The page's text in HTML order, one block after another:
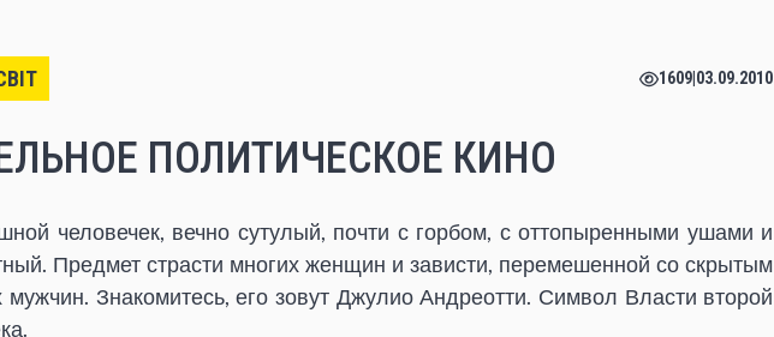
1609 03.09.2010
ПОЛИТИЧЕСКОЕ КИНО
человечек, вечно сутулый, почти с горбом, с оттопыренными ушами и
Предмет страсти многих женщин и зависти, перемешенной со скрытым
мужчин. Знакомитесь, его зовут Джулио Андреотти. Символ Власти второй